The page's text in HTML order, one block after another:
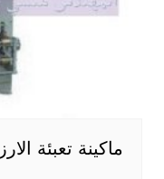
ماكينة تعبئة